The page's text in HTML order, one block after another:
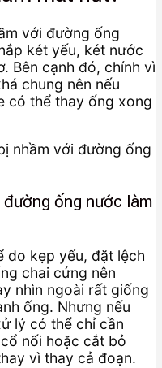
với đường ống
két yếu, két nước
Bên cạnh đó, chính vì
chung nên nếu
có thể thay ống xong
ống nước làm
do kẹp yếu, đặt lệch
chai cứng nên
nhìn ngoài rất giống
ống. Nhưng nếu
lý có thể chỉ cần
nối hoặc cắt bỏ
vì thay cả đoạn.